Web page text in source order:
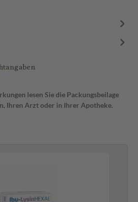
lesen Sie die Packungsbeilage
Ihren Arzt oder in Ihrer Apotheke.